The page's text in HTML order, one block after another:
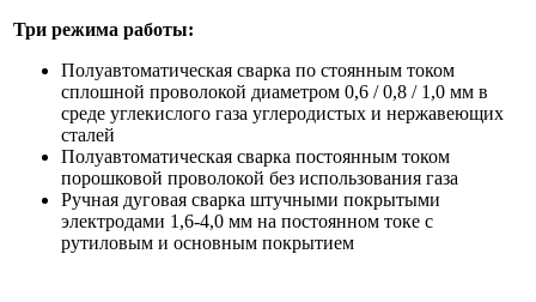
Три режима работы:
Полуавтоматическая сварка по стоянным током
сплошной проволокой диаметром 0,6 / 0,8 / 1,0 мм в
среде углекислого газа углеродистых и нержавеющих
сталей
Полуавтоматическая сварка постоянным током
порошковой проволокой без использования газа
Ручная дуговая сварка штучными покрытыми
электродами 1,6-4,0 мм на постоянном токе с
рутиловым и основным покрытием